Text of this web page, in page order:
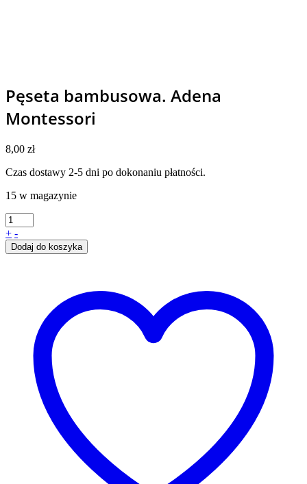
Pęseta bambusowa. Adena
Montessori
8,00 zł
Czas dostawy 2-5 dni po dokonaniu płatności.
15 w magazynie
+ -
Dodaj do koszyka